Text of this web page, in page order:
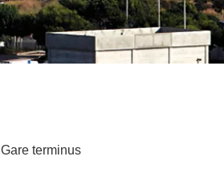
Gare terminus